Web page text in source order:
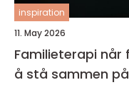
inspiration
11. May 2026
Familieterapi når familien trenger nye måter
å stå sammen på